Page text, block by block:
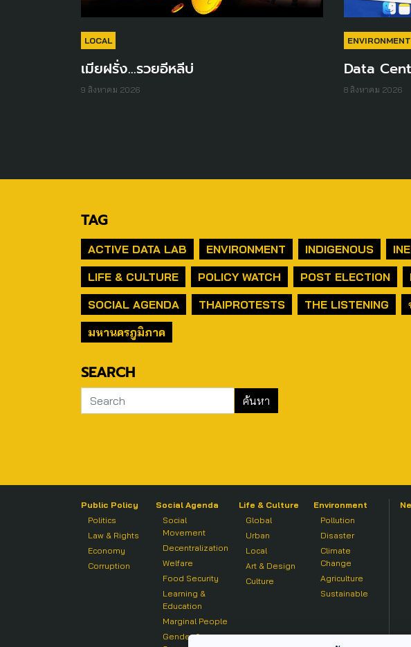
LOCAL
เมียฝรั่ง...รวยอีหลีบ่
9 สิงหาคม 2026
ENVIRONMENT
Data
8 สิงหาคม 2026
TAG
ACTIVE DATA LAB ENVIRONMENT INDIGENOUS
LIFE & CULTURE
POLICY WATCH POST ELECTION
SOCIAL AGENDA
THAIPROTESTS THE LISTENING
มหานครภูมิภาค
SEARCH
Public Policy
Politics
Law & Rights
Economy
Corruption
Social Agenda
Social
Movement
Decentralization
Welfare
Food Security
Learning &
Education
Marginal People
Gender &
Life & Culture
Global
Urban
Local
Art & Design
Culture
Environment
Pollution
Disaster
Climate
Change
Agriculture
Sustainable